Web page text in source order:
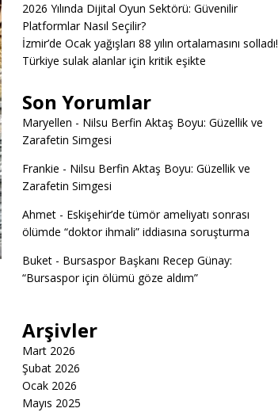
2026 Yılında Dijital Oyun Sektörü: Güvenilir
Platformlar Nasıl Seçilir?
İzmir’de Ocak yağışları 88 yılın ortalamasını solladı!
Türkiye sulak alanlar için kritik eşikte
Son Yorumlar
Maryellen - Nilsu Berfin Aktaş Boyu: Güzellik ve
Zarafetin Simgesi
Frankie - Nilsu Berfin Aktaş Boyu: Güzellik ve
Zarafetin Simgesi
Ahmet- Eskişehir’de tümör ameliyatı sonrası
ölümde “doktor ihmali” iddiasına soruşturma
Buket- Bursaspor Başkanı Recep Günay:
“Bursaspor için ölümü göze aldım”
Arşivler
Mart 2026
Şubat 2026
Ocak 2026
Mayıs 2025